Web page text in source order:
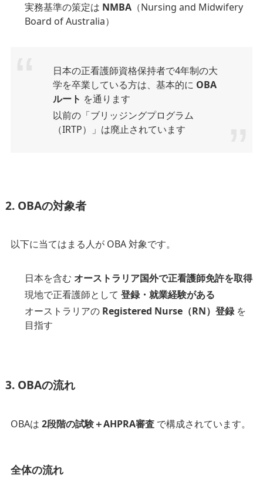
実務基準の策定は NMBA（Nursing and Midwifery
Board of Australia）
日本の正看護師資格保持者で4年制の大
学を卒業している方は、基本的に OBA
ルート を通ります
以前の「ブリッジングプログラム
（IRTP）」は廃止されています
2. OBAの対象者
以下に当てはまる人が OBA 対象です。
日本を含む オーストラリア国外で正看護師免許を取得
現地で正看護師として 登録・就業経験がある
オーストラリアの Registered Nurse（RN）登録を
目指す
3. OBAの流れ
OBAは 2段階の試験＋AHPRA審査で構成されています。
全体の流れ